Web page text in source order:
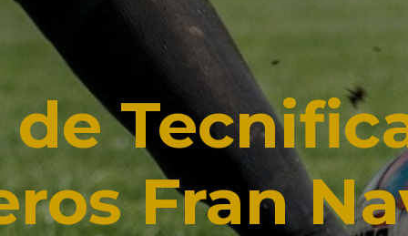
de
Fran